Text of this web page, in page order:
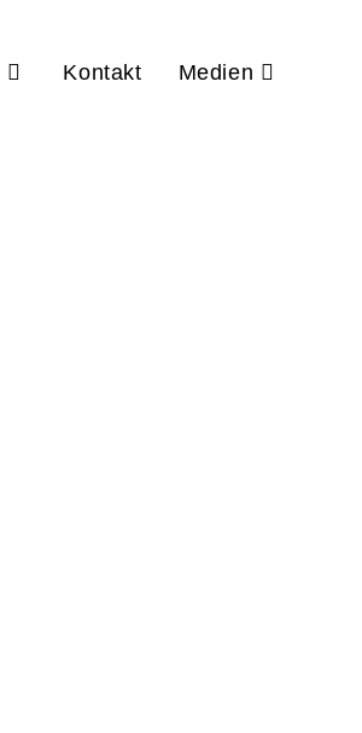
Kontakt Medien